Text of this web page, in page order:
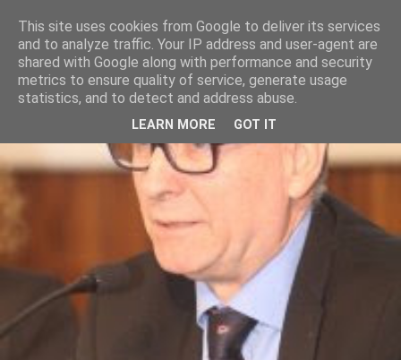
This site uses cookies from Google to deliver its services
and to analyze traffic. Your IP address and user-agent are
shared with Google along with performance and security
metrics to ensure quality of service, generate usage
statistics, and to detect and address abuse.
LEARN MORE GOT IT